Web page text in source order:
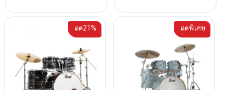
ลด21% ลดพิเศษ